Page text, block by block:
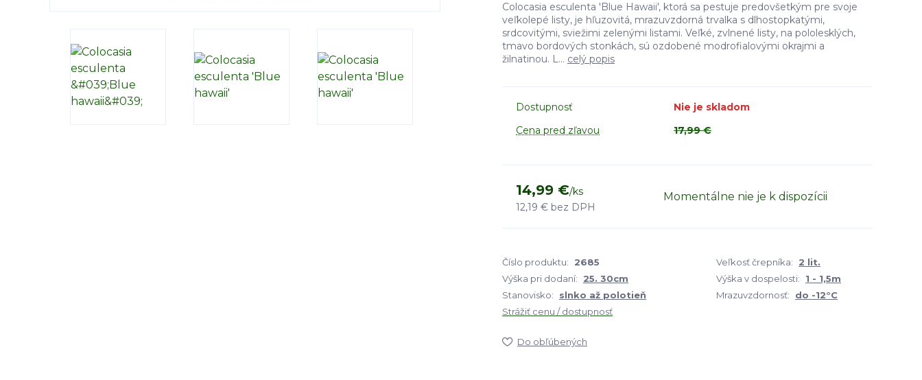
Colocasia esculenta 'Blue Hawaii', ktorá sa pestuje predovšetkým pre svoje
veľkolepé listy, je hľuzovitá, mrazuvzdorná trvalka s dlhostopkatými,
srdcovitými, sviežimi zelenými listami. Veľké, zvlnené listy, na pololesklých,
tmavo bordových stonkách, sú ozdobené modrofialovými okrajmi a
žilnatinou. L... celý popis
Dostupnosť
Nie je skladom
Cena pred zľavou
17,99 €
14,99 €/ks
12,19 € bez DPH
Momentálne nie je k dispozícii
Číslo produktu: 2685 Veľkosť črepníka:
2 lit.
Výška pri dodaní:
25. 30cm Výška v dospelosti:
1 - 1,5m
Stanovisko:
slnko až polotieň Mrazuvzdornosť:
do -12°C
Strážiť cenu / dostupnosť
Do obľúbených